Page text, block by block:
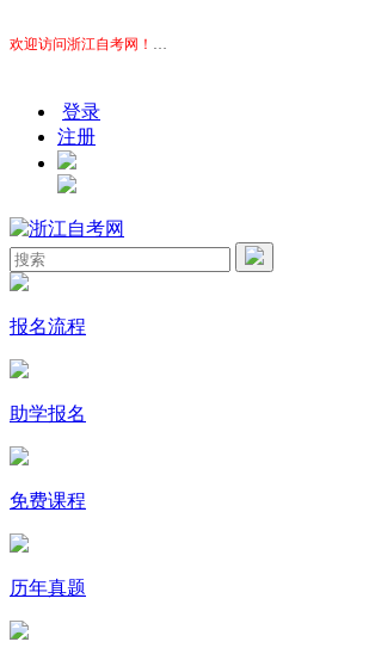
欢迎访问浙江自考网！
本站为考生提供浙江自考信息服
登录
注册
报名流程
助学报名
免费课程
历年真题